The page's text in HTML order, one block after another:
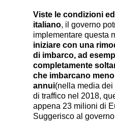
Viste le condizioni
italiano, il governo
implementare questa
iniziare con una
di imbarco, ad
completamente
che imbarcano
annui(nella media
di traffico nel 2018,
appena 23 milioni di
Suggerisco al